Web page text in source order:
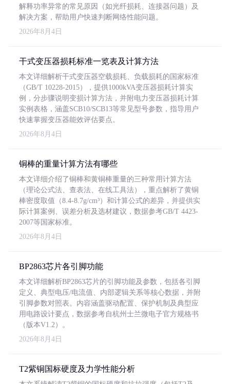
解释功率异常的常见原因（如光纤损耗、连接器问题）及
解决方案，帮助用户快速判断网络性能问题。
2026年8月4日
干式变压器损耗标准一览表及计算方法
本文详细解析干式变压器空载损耗、负载损耗的国家标准
（GB/T 10228-2015），提供1000kVA变压器损耗计算实
例，分步骤说明变损计算方法，并附电力变压器损耗计算
实例表格，涵盖SCB10/SCB13等常见型号参数，指导用户
快速掌握变压器能效评估要点。
2026年8月4日
铜棒的重量计算方法有哪些
本文详细介绍了铜棒和黄铜棒重量的三种常用计算方法
（理论公式法、查表法、在线工具法），重点解析了黄铜
棒密度取值（8.4-8.7g/cm³）和计算公式的差异，并提供实
际计算案例、误差分析及选材建议，数据参考GB/T 4423-
2007等国家标准。
2026年8月4日
BP2863芯片各引脚功能
本文详细解析BP2863芯片的引脚功能及参数，包括各引脚
定义、典型电压/电流值、内部逻辑关系等核心数据，并附
引脚参数对照表。内容涵盖驱动配置、保护机制及典型应
用电路设计要点，数据参考自杭州士兰微电子官方规格书
（版本V1.2）。
2026年8月4日
T2紫铜国标硬度及力学性能分析